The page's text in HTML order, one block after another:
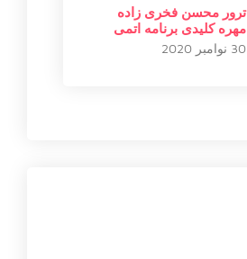
ترور محسن فخری زاده
مهره کلیدی برنامه اتمی
30 نوامبر 2020